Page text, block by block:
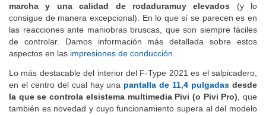
marcha y una calidad de rodaduramuy elevados (y lo
consigue de manera excepcional). En lo que sí se parecen es en
las reacciones ante maniobras bruscas, que son siempre fáciles
de controlar. Damos información más detallada sobre estos
aspectos en las impresiones de conducción
Lo más destacable del interior del F-Type 2021 es el salpicadero,
en el centro del cual hay una pantalla de 11,4 pulgadas desde
la que se controla elsistema multimedia Pivi (o Pivi Pro) , que
también es novedad y cuyo funcionamiento supera al del modelo